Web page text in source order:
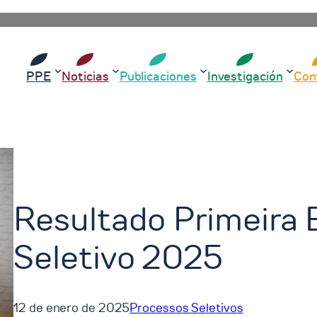
PPE Noticias Publicaciones Investigación
Resultado Primeira
Seletivo 2025
12 de enero de 2025Processos Seletivos